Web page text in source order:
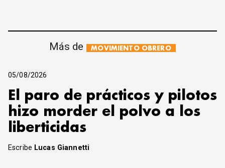
Más de MOVIMIENTO OBRERO
05/08/2026
El paro de prácticos y pilotos
hizo morder el polvo a los
liberticidas
Escribe Lucas Giannetti